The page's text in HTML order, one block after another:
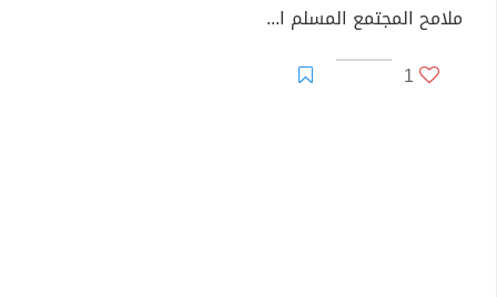
ملامح المجتمع المسلم المنشود في سورة النور
1